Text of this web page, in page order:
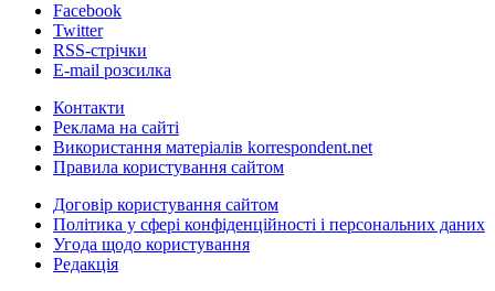
Facebook
Twitter
RSS-стрічки
E-mail розсилка
Контакти
Реклама на сайті
Використання матеріалів korrespondent.net
Правила користування сайтом
Договір користування сайтом
Політика у сфері конфіденційності і персональних даних
Угода щодо користування
Редакція